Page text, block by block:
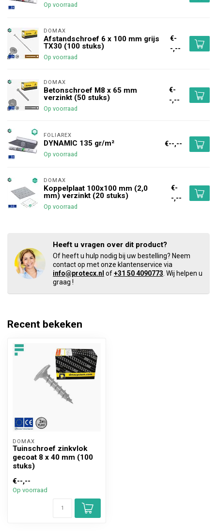
Op voorraad
DOMAX
Afstandschroef 6 x 100 mm grijs
TX30 (100 stuks)
Op voorraad
€-
-,--
DOMAX
Betonschroef M8 x 65 mm
verzinkt (50 stuks)
Op voorraad
€-
-,--
FOLIAREX
DYNAMIC 135 gr/m²
Op voorraad
€--,--
DOMAX
Koppelplaat 100x100 mm (2,0
mm) verzinkt (20 stuks)
Op voorraad
€-
-,--
Heeft u vragen over dit product?
Of heeft u hulp nodig bij uw bestelling? Neem
contact op met onze klantenservice via
info@protecx.nl of+31 50 4090773 . Wij helpen u
graag !
Recent bekeken
DOMAX
Tuinschroef zinkvlok
gecoat 8 x 40 mm (100
stuks)
€--,--
Op voorraad